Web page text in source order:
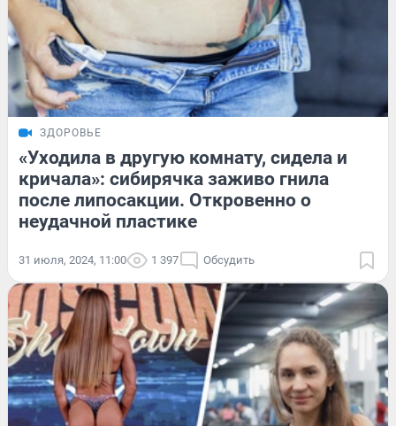
ЗДОРОВЬЕ
«Уходила в другую комнату, сидела и
кричала»: сибирячка заживо гнила
после липосакции. Откровенно о
неудачной пластике
31 июля, 2024, 11:00 1 397 Обсудить